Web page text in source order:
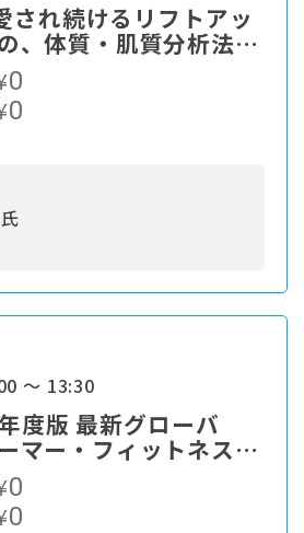
され続けるリフトアッ
、体質・肌質分析法、
0
0
～ 13:30
度版 最新グローバ
マー・フィットネス・
0
0